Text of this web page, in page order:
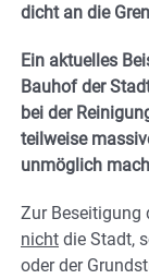
dicht an die
Ein aktuelles
Bauhof der
bei der
teilweise
unmöglich
Zur Beseitigung
nicht die Stadt,
oder der